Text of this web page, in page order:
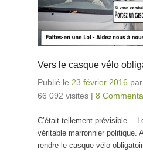
Vers le casque vélo
Publié le 23 février 2016 par
66 092 visites | 8
C’était tellement prévisible…
véritable marronnier politique.
rendre le casque vélo